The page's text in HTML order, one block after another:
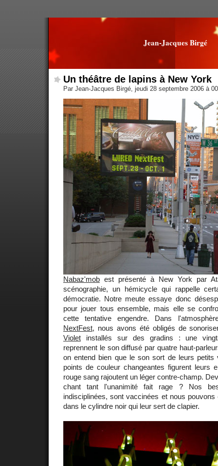
Jean-Jacques Birgé
Un théâtre de lapins à New York
Par Jean-Jacques Birgé, jeudi 28 septembre 2006 à
Nabaz'mob est présenté à New York par
scénographie, un hémicycle qui rappelle
démocratie. Notre meute essaye donc
pour jouer tous ensemble, mais elle se
cette tentative engendre. Dans
NextFest, nous avons été obligés de
Violet installés sur des gradins : une
reprennent le son diffusé par quatre haut-
on entend bien que le son sort de leurs petits
points de couleur changeantes figurent leurs
rouge sang rajoutent un léger contre-champ.
chant tant l'unanimité fait rage ? Nos
indisciplinées, sont vaccinées et nous
dans le cylindre noir qui leur sert de clapier.